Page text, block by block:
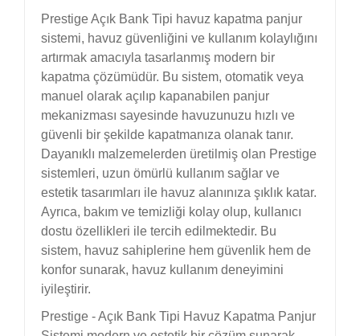
Prestige Açık Bank Tipi havuz kapatma panjur
sistemi, havuz güvenliğini ve kullanım kolaylığını
artırmak amacıyla tasarlanmış modern bir
kapatma çözümüdür. Bu sistem, otomatik veya
manuel olarak açılıp kapanabilen panjur
mekanizması sayesinde havuzunuzu hızlı ve
güvenli bir şekilde kapatmanıza olanak tanır.
Dayanıklı malzemelerden üretilmiş olan Prestige
sistemleri, uzun ömürlü kullanım sağlar ve
estetik tasarımları ile havuz alanınıza şıklık katar.
Ayrıca, bakım ve temizliği kolay olup, kullanıcı
dostu özellikleri ile tercih edilmektedir. Bu
sistem, havuz sahiplerine hem güvenlik hem de
konfor sunarak, havuz kullanım deneyimini
iyileştirir.
Prestige - Açık Bank Tipi Havuz Kapatma Panjur